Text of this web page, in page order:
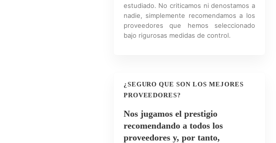
estudiado. No criticamos ni denostamos a
nadie, simplemente recomendamos a los
proveedores que hemos seleccionado
bajo rigurosas medidas de control.
¿SEGURO QUE SON LOS MEJORES
PROVEEDORES?
Nos jugamos el prestigio
recomendando a todos los
proveedores y, por tanto,